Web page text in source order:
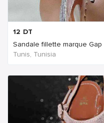
12 DT
Sandale fillette marque Gap
Tunis, Tunisia